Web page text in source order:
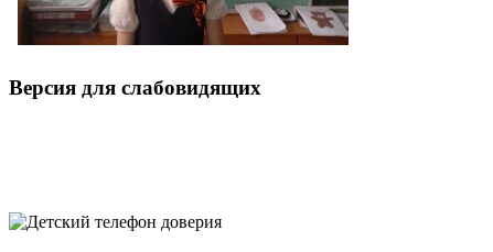
Версия для слабовидящих